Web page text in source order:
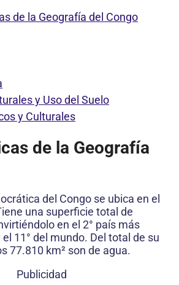
de la Geografía del Congo
y Uso del Suelo
y Culturales
de la Geografía
del Congo se ubica en el
una superficie total de
en el 2° país más
11° del mundo. Del total de su
77.810 km² son de agua.
Publicidad